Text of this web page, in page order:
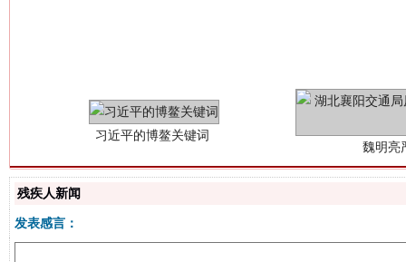
残疾人新闻
发表感言：